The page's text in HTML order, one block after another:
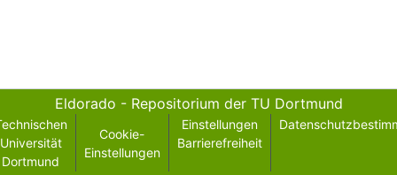
Eldorado - Repositorium der TU Dortmund
Universität
Dortmund
Cookie-
Einstellungen
Einstellungen
Barrierefreiheit